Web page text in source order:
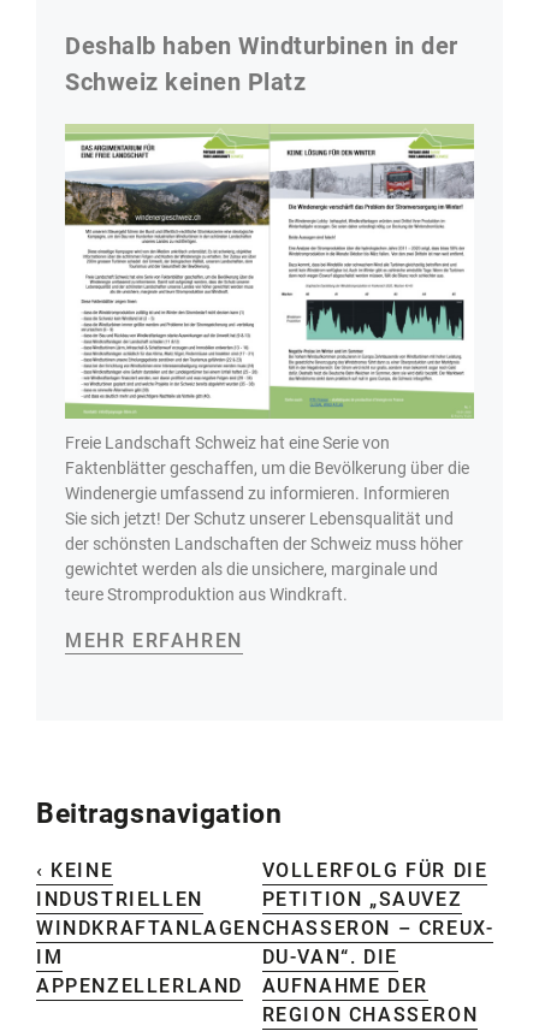
Deshalb haben Windturbinen in der
Schweiz keinen Platz
Freie Landschaft Schweiz hat eine Serie von
Faktenblätter geschaffen, um die Bevölkerung über die
Windenergie umfassend zu informieren. Informieren
Sie sich jetzt! Der Schutz unserer Lebensqualität und
der schönsten Landschaften der Schweiz muss höher
gewichtet werden als die unsichere, marginale und
teure Stromproduktion aus Windkraft.
MEHR ERFAHREN
Beitragsnavigation
‹ KEINE
INDUSTRIELLEN
WINDKRAFTANLAGEN
IM
APPENZELLERLAND
VOLLERFOLG FÜR DIE
PETITION „SAUVEZ
CHASSERON – CREUX-
DU-VAN“. DIE
AUFNAHME DER
REGION CHASSERON